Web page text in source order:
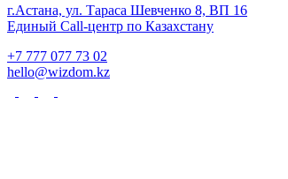
г.Астана, ул. Тараса Шевченко 8, ВП 16
Единый Call-центр по Казахстану
+7 777 077 73 02
hello@wizdom.kz